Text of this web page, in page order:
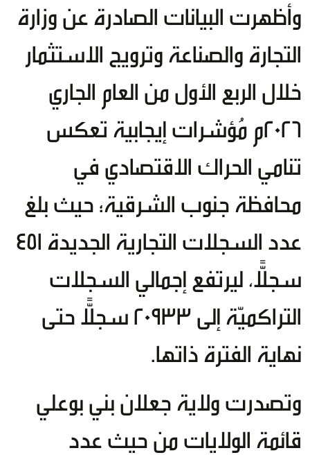
وأظهرت البيانات الصادرة عن وزارة
التجارة والصناعة وترويج الاستثمار
خلال الربع الأول من العام الجاري
2026م مُؤشرات إيجابية تعكس
تنامي الحراك الاقتصادي في
محافظة جنوب الشرقية؛ حيث بلغ
عدد السجلات التجارية الجديدة 451
سجلًّا، ليرتفع إجمالي السجلات
التراكميّة إلى 20933 سجلًّا حتى
نهاية الفترة ذاتها.
وتصدرت ولاية جعلان بني بوعلي
قائمة الولايات من حيث عدد